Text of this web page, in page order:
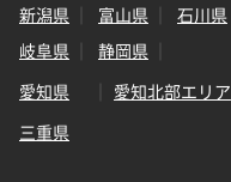
新潟県
富山県 石川県
岐阜県
静岡県
愛知県
愛知北部エリア
三重県